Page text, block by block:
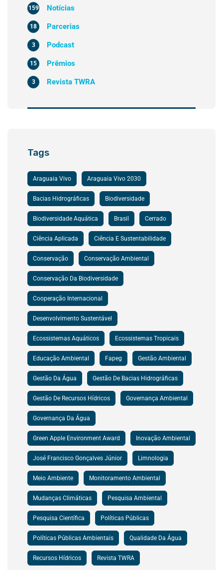
Notícias
159
Parcerias
18
Podcast
3
Prêmios
15
Revista TWRA
3
Tags
Araguaia Vivo Araguaia Vivo 2030
Bacias Hidrográficas Biodiversidade
Biodiversidade Aquática Brasil Cerrado
Ciência Aplicada Ciência E Sustentabilidade
Conservação Conservação Ambiental
Conservação Da Biodiversidade
Cooperação Internacional
Desenvolvimento Sustentável
Ecossistemas Aquáticos Ecossistemas Tropicais
Educação Ambiental Fapeg Gestão Ambiental
Gestão Da Água Gestão De Bacias Hidrográficas
Gestão De Recursos Hídricos Governança Ambiental
Governança Da Água
Green Apple Environment Award Inovação Ambiental
José Francisco Gonçalves Júnior Limnologia
Meio Ambiente Monitoramento Ambiental
Mudanças Climáticas Pesquisa Ambiental
Pesquisa Científica Políticas Públicas
Políticas Públicas Ambientais Qualidade Da Água
Recursos Hídricos Revista TWRA